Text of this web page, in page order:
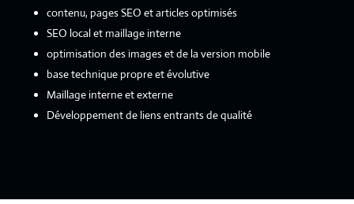
contenu, pages SEO et articles optimisés
SEO local et maillage interne
optimisation des images et de la version mobile
base technique propre et évolutive
Maillage interne et externe
Développement de liens entrants de qualité